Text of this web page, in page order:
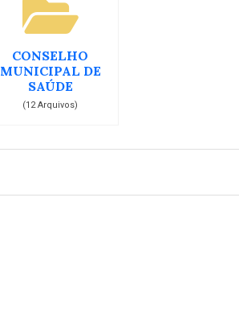
CONSELHO
MUNICIPAL DE
SAÚDE
(12 Arquivos)